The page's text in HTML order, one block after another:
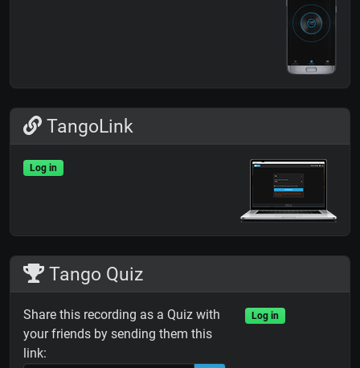
TangoLink
Log in
Tango Quiz
Share this recording as a Quiz with
your friends by sending them this
link:
Log in